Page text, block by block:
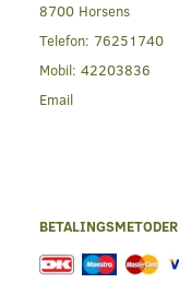
8700 Horsens
Telefon: 76251740
Mobil: 42203836
Email
BETALINGSMETODER